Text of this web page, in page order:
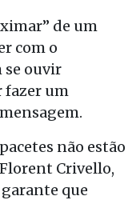
de um
com o
se ouvir
fazer um
não estão
Crivello,
que